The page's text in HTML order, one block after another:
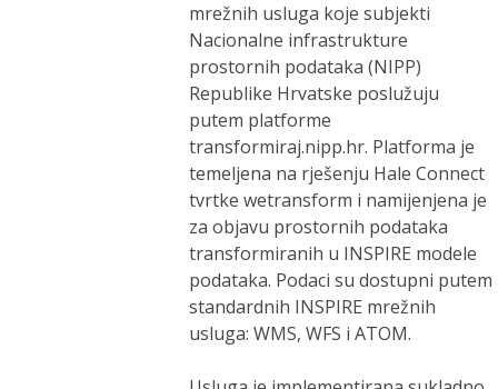
mrežnih usluga koje subjekti
Nacionalne infrastrukture
prostornih podataka (NIPP)
Republike Hrvatske poslužuju
putem platforme
transformiraj.nipp.hr. Platforma je
temeljena na rješenju Hale Connect
tvrtke wetransform i namijenjena je
za objavu prostornih podataka
transformiranih u INSPIRE modele
podataka. Podaci su dostupni putem
standardnih INSPIRE mrežnih
usluga: WMS, WFS i ATOM.